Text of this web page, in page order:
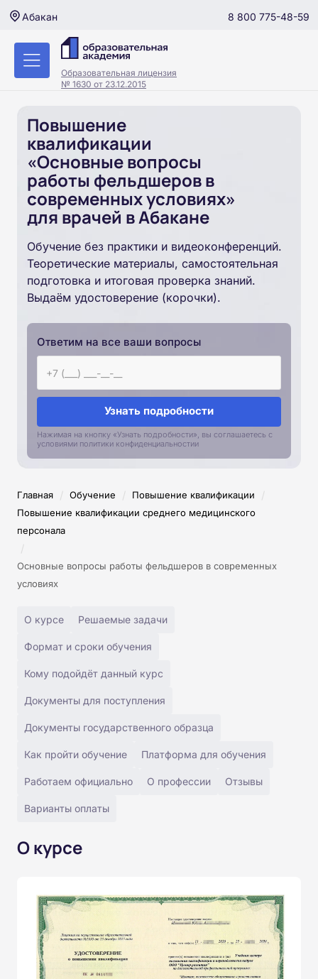
Абакан 8 800 775-48-59
Образовательная лицензия
№ 1630 от 23.12.2015
Повышение
квалификации
«Основные вопросы
работы фельдшеров в
современных условиях»
для врачей в Абакане
Обучение без практики и видеоконференций.
Теоретические материалы, самостоятельная
подготовка и итоговая проверка знаний.
Выдаём удостоверение (корочки).
Ответим на все ваши вопросы
Узнать подробности
Нажимая на кнопку «Узнать подробности», вы соглашаетесь с
условиями политики конфиденциальностии
Главная / Обучение / Повышение квалификации /
Повышение квалификации среднего медицинского
персонала
/
Основные вопросы работы фельдшеров в современных
условиях
О курсе Решаемые задачи
Формат и сроки обучения
Кому подойдёт данный курс
Документы для поступления
Документы государственного образца
Как пройти обучение Платформа для обучения
Работаем официально О профессии Отзывы
Варианты оплаты
О курсе